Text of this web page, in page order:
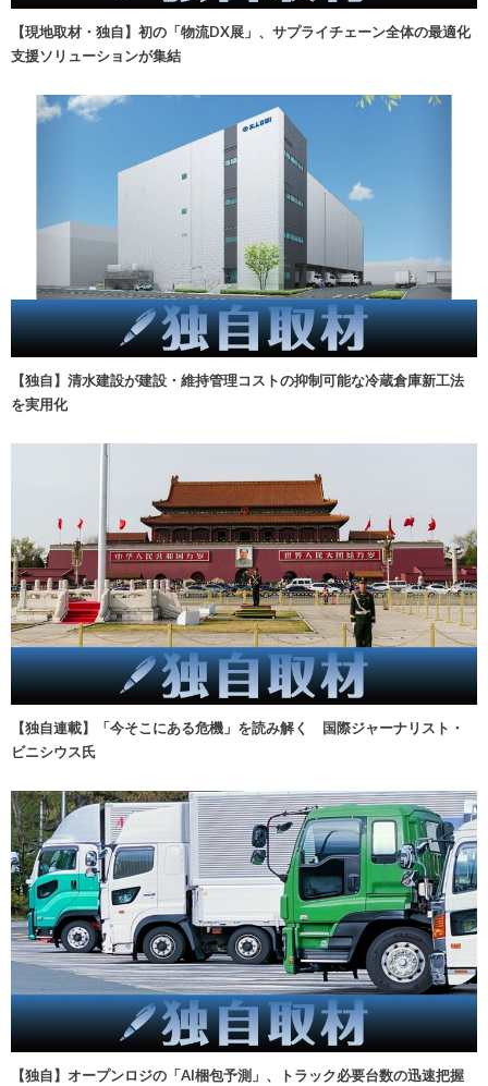
【現地取材・独自】初の「物流DX展」、サプライチェーン全体の最適化
支援ソリューションが集結
【独自】清水建設が建設・維持管理コストの抑制可能な冷蔵倉庫新工法
を実用化
【独自連載】「今そこにある危機」を読み解く 国際ジャーナリスト・
ビニシウス氏
【独自】オープンロジの「AI梱包予測」、トラック必要台数の迅速把握